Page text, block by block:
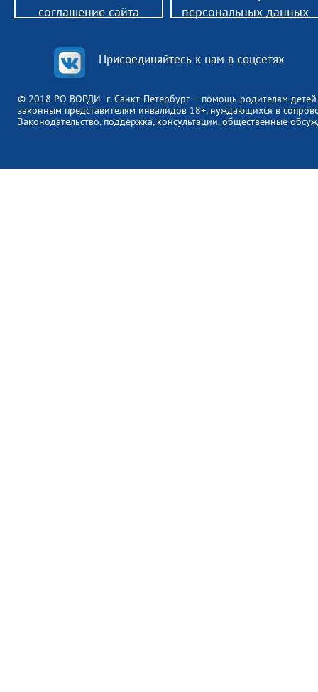
© 2018 РО ВОРДИ г. Санкт-Петербург — помощь родителям
законным представителям инвалидов 18+, нуждающихся в
Законодательство, поддержка, консультации, общественные
Присоединяйтесь к нам в соцсетях
соглашение сайта
персональных данных